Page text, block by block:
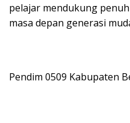
pelajar mendukung
masa depan generasi
Pendim 0509 Kabupaten